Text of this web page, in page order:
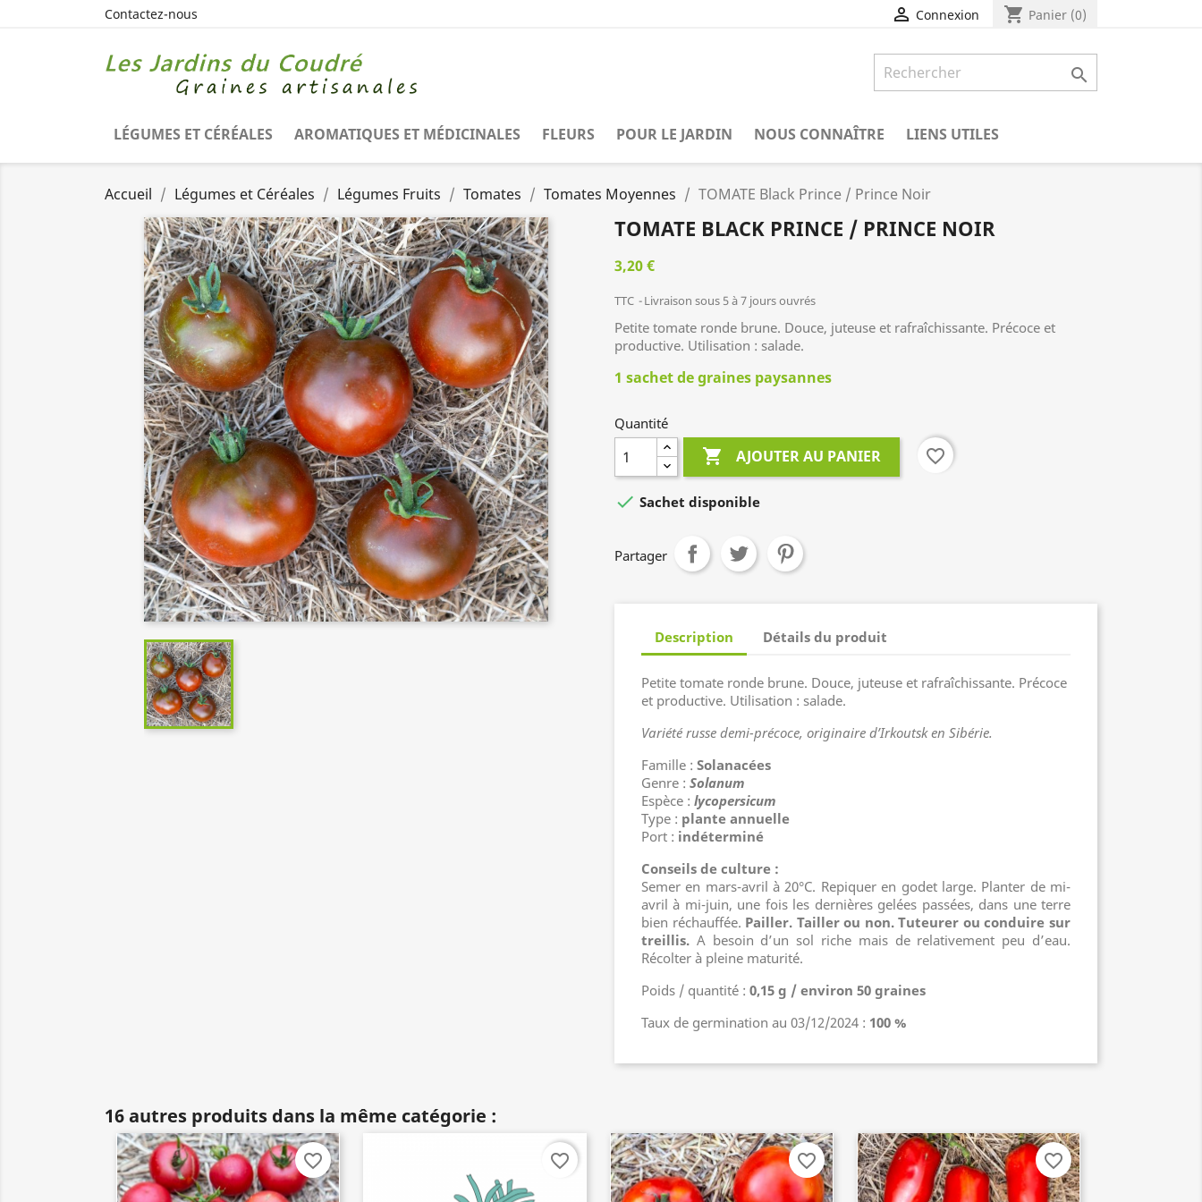
Contactez-nous  Connexion shopping_cart Panier (0)

LÉGUMES ET CÉRÉALES AROMATIQUES ET MÉDICINALES FLEURS POUR LE JARDIN NOUS CONNAÎTRE LIENS UTILES
Accueil Légumes et Céréales Légumes Fruits Tomates Tomates Moyennes TOMATE Black Prince / Prince Noir
TOMATE BLACK PRINCE / PRINCE NOIR
3,20 €
TTC Livraison sous 5 à 7 jours ouvrés
Petite tomate ronde brune. Douce, juteuse et rafraîchissante. Précoce et
productive. Utilisation : salade.
1 sachet de graines paysannes
Quantité
 AJOUTER AU PANIER favorite_border
 Sachet disponible
Partager
Description Détails du produit
Petite tomate ronde brune. Douce, juteuse et rafraîchissante. Précoce
et productive. Utilisation : salade.
Variété russe demi-précoce, originaire d’Irkoutsk en Sibérie.
Famille : Solanacées
Genre : Solanum
Espèce : lycopersicum
Type : plante annuelle
Port : indéterminé
Conseils de culture :
Semer en mars-avril à 20°C. Repiquer en godet large. Planter de mi-
avril à mi-juin, une fois les dernières gelées passées, dans une terre
bien réchauffée. Pailler. Tailler ou non. Tuteurer ou conduire sur
treillis. A besoin d’un sol riche mais de relativement peu d’eau.
Récolter à pleine maturité.
Poids / quantité : 0,15 g / environ 50 graines
Taux de germination au 03/12/2024 : 100 %
16 autres produits dans la même catégorie :
favorite_border favorite_border favorite_border favorite_border